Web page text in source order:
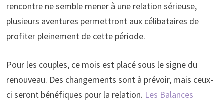
rencontre ne semble mener à une relation sérieuse,
plusieurs aventures permettront aux célibataires de
profiter pleinement de cette période.
Pour les couples, ce mois est placé sous le signe du
renouveau. Des changements sont à prévoir, mais ceux-
ci seront bénéfiques pour la relation. Les Balances